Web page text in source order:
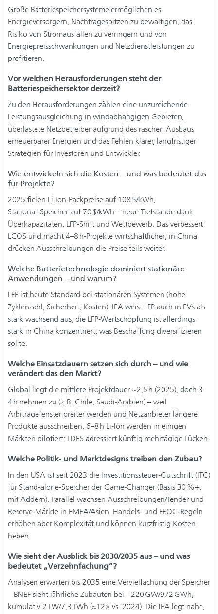
Große Batteriespeichersysteme ermöglichen es
Energieversorgern, Nachfragespitzen zu bewältigen, das
Risiko von Stromausfällen zu verringern und von
Energiepreisschwankungen und Netzdienstleistungen zu
profitieren.
Vor welchen Herausforderungen steht der
Batteriespeichersektor derzeit?
Zu den Herausforderungen zählen eine unzureichende
Leistungsausgleichung in windabhängigen Gebieten,
überlastete Netzbetreiber aufgrund des raschen Ausbaus
erneuerbarer Energien und das Fehlen klarer, langfristiger
Strategien für Investoren und Entwickler.
Wie entwickeln sich die Kosten – und was bedeutet das
für Projekte?
2025 fielen Li‑Ion‑Packpreise auf 108 $/kWh,
Stationär‑Speicher auf 70 $/kWh – neue Tiefstände dank
Überkapazitäten, LFP‑Shift und Wettbewerb. Das verbessert
LCOS und macht 4–8 h‑Projekte wirtschaftlicher; in China
drücken Ausschreibungen die Preise teils weiter.
Welche Batterietechnologie dominiert stationäre
Anwendungen – und warum?
LFP ist heute Standard bei stationären Systemen (hohe
Zyklenzahl, Sicherheit, Kosten). IEA weist LFP auch in EVs als
stark wachsend aus; die LFP‑Wertschöpfung ist allerdings
stark in China konzentriert, was Beschaffung diversifizieren
sollte.
Welche Einsatzdauern setzen sich durch – und wie
verändert das den Markt?
Global liegt die mittlere Projektdauer ~2,5 h (2025), doch 3-
4 h nehmen zu (z. B. Chile, Saudi‑Arabien) – weil
Arbitragefenster breiter werden und Netzanbieter längere
Produkte ausschreiben. 6–8 h Li‑Ion werden in einigen
Märkten pilotiert; LDES adressiert künftig mehrtägige Lücken.
Welche Politik‑ und Marktdesigns treiben den Zubau?
In den USA ist seit 2023 die Investitionssteuer‑Gutschrift (ITC)
für Stand‑alone‑Speicher der Game‑Changer (Basis 30 %+,
mit Addern). Parallel wachsen Ausschreibungen/Tender und
Reserve‑Märkte in EMEA/Asien. Handels‑ und FEOC‑Regeln
erhöhen aber Komplexität und können kurzfristig Kosten
heben.
Wie sieht der Ausblick bis 2030/2035 aus – und was
bedeutet „Verzehnfachung“?
Analysen erwarten bis 2035 eine Vervielfachung der Speicher
– BNEF sieht jährliche Zubauten bei ~220 GW/972 GWh,
kumulativ 2 TW/7,3 TWh (≈12× vs. 2024). Die IEA legt nahe,